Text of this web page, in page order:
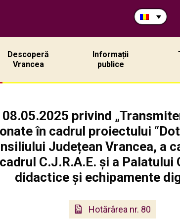
Descoperă
Vrancea
Informații
publice
privind
în cadrul proiectului
Județean Vrancea, a
C.J.R.A.E. și a
didactice și echipamente
Hotărârea nr. 80